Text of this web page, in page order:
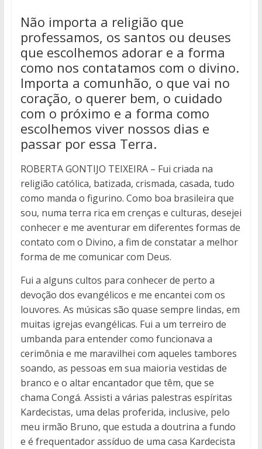
Não importa a religião que
professamos, os santos ou deuses
que escolhemos adorar e a forma
como nos contatamos com o divino.
Importa a comunhão, o que vai no
coração, o querer bem, o cuidado
com o próximo e a forma como
escolhemos viver nossos dias e
passar por essa Terra.
ROBERTA GONTIJO TEIXEIRA – Fui criada na
religião católica, batizada, crismada, casada, tudo
como manda o figurino. Como boa brasileira que
sou, numa terra rica em crenças e culturas, desejei
conhecer e me aventurar em diferentes formas de
contato com o Divino, a fim de constatar a melhor
forma de me comunicar com Deus.
Fui a alguns cultos para conhecer de perto a
devoção dos evangélicos e me encantei com os
louvores. As músicas são quase sempre lindas, em
muitas igrejas evangélicas. Fui a um terreiro de
umbanda para entender como funcionava a
cerimônia e me maravilhei com aqueles tambores
soando, as pessoas em sua maioria vestidas de
branco e o altar encantador que têm, que se
chama Congá. Assisti a várias palestras espíritas
Kardecistas, uma delas proferida, inclusive, pelo
meu irmão Bruno, que estuda a doutrina a fundo
e é frequentador assíduo de uma casa Kardecista